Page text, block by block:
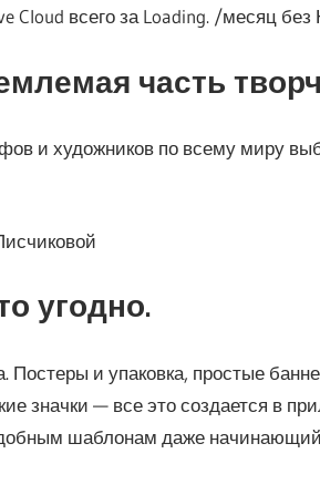
Cloud всего за Loading. /месяц
часть
и художников по всему миру
угодно.
Постеры и упаковка, простые
значки — все это создается в
шаблонам даже начинающий